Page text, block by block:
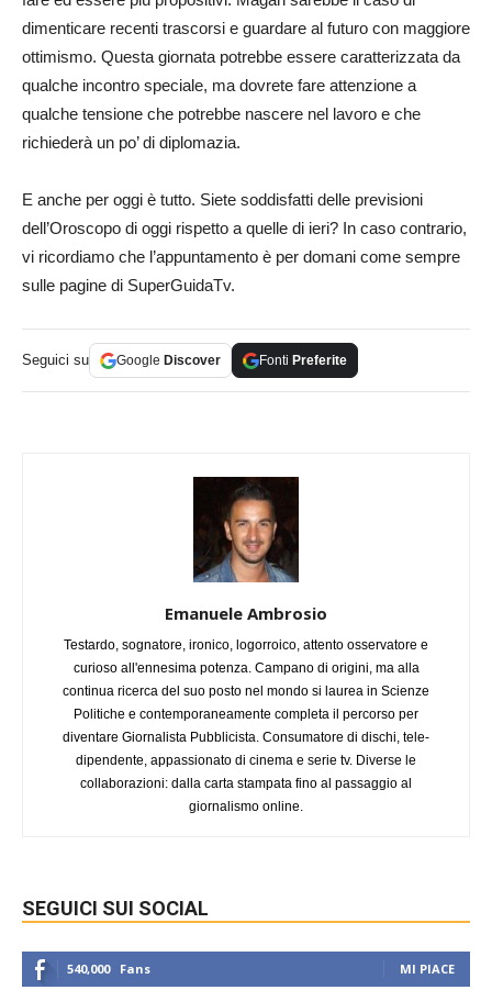
dimenticare recenti trascorsi e guardare al futuro con maggiore
ottimismo. Questa giornata potrebbe essere caratterizzata da
qualche incontro speciale, ma dovrete fare attenzione a
qualche tensione che potrebbe nascere nel lavoro e che
richiederà un po’ di diplomazia.
E anche per oggi è tutto. Siete soddisfatti delle previsioni
dell’Oroscopo di oggi rispetto a quelle di ieri? In caso contrario,
vi ricordiamo che l’appuntamento è per domani come sempre
sulle pagine di SuperGuidaTv.
Seguici su Google Discover Fonti Preferite
Emanuele Ambrosio
Testardo, sognatore, ironico, logorroico, attento osservatore e
curioso all'ennesima potenza. Campano di origini, ma alla
continua ricerca del suo posto nel mondo si laurea in Scienze
Politiche e contemporaneamente completa il percorso per
diventare Giornalista Pubblicista. Consumatore di dischi, tele-
dipendente, appassionato di cinema e serie tv. Diverse le
collaborazioni: dalla carta stampata fino al passaggio al
giornalismo online.
SEGUICI SUI SOCIAL
540,000 Fans MI PIACE